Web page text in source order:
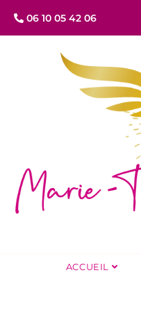
06 10 05 42 06
ACCUEIL